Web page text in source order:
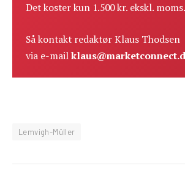
Det koster kun 1.500 kr. ekskl. moms.
Så kontakt redaktør Klaus Thodsen
via e-mail
Lemvigh-Müller